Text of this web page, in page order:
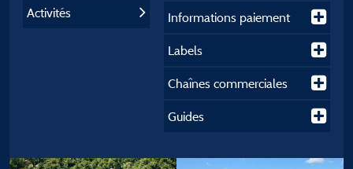
Activités Informations paiement
Labels
Chaînes commerciales
Guides